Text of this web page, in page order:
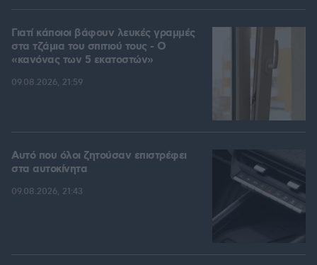
Γιατί κάποιοι βάφουν λευκές γραμμές
στα τζάμια του σπιτιού τους - Ο
«κανόνας των 5 εκατοστών»
09.08.2026, 21:59
Αυτό που όλοι ζητούσαν επιστρέφει
στα αυτοκίνητα
09.08.2026, 21:43